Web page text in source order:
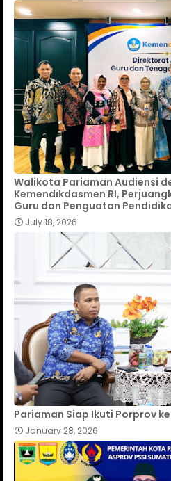
Walikota Pariaman Audiensi
Kemendikdasmen RI,
Guru dan Penguatan
July 18, 2026
Pariaman Siap Ikuti Porprov
January 28, 2026